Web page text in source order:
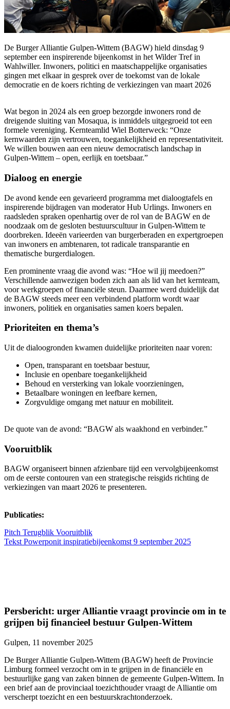
De Burger Alliantie Gulpen-Wittem (BAGW) hield dinsdag 9
september een inspirerende bijeenkomst in het Wilder Tref in
Wahlwiller. Inwoners, politici en maatschappelijke organisaties
gingen met elkaar in gesprek over de toekomst van de lokale
democratie en de koers richting de verkiezingen van maart 2026
Wat begon in 2024 als een groep bezorgde inwoners rond de
dreigende sluiting van Mosaqua, is inmiddels uitgegroeid tot een
formele vereniging. Kernteamlid Wiel Botterweck: “Onze
kernwaarden zijn vertrouwen, toegankelijkheid en representativiteit.
We willen bouwen aan een nieuw democratisch landschap in
Gulpen-Wittem – open, eerlijk en toetsbaar.”
Dialoog en energie
De avond kende een gevarieerd programma met dialoogtafels en
inspirerende bijdragen van moderator Hub Urlings. Inwoners en
raadsleden spraken openhartig over de rol van de BAGW en de
noodzaak om de gesloten bestuurscultuur in Gulpen-Wittem te
doorbreken. Ideeën varieerden van burgerberaden en expertgroepen
van inwoners en ambtenaren, tot radicale transparantie en
thematische burgerdialogen.
Een prominente vraag die avond was: “Hoe wil jij meedoen?”
Verschillende aanwezigen boden zich aan als lid van het kernteam,
voor werkgroepen of financiële steun. Daarmee werd duidelijk dat
de BAGW steeds meer een verbindend platform wordt waar
inwoners, politiek en organisaties samen koers bepalen.
Prioriteiten en thema’s
Uit de dialoogronden kwamen duidelijke prioriteiten naar voren:
Open, transparant en toetsbaar bestuur,
Inclusie en openbare toegankelijkheid
Behoud en versterking van lokale voorzieningen,
Betaalbare woningen en leefbare kernen,
Zorgvuldige omgang met natuur en mobiliteit.
De quote van de avond: “BAGW als waakhond en verbinder.”
Vooruitblik
BAGW organiseert binnen afzienbare tijd een vervolgbijeenkomst
om de eerste contouren van een strategische reisgids richting de
verkiezingen van maart 2026 te presenteren.
Publicaties:
Pitch Terugblik Vooruitblik
Tekst Powerponit inspiratiebijeenkomst 9 september 2025
Persbericht: urger Alliantie vraagt provincie om in te
grijpen bij financieel bestuur Gulpen-Wittem
Gulpen, 11 november 2025
De Burger Alliantie Gulpen-Wittem (BAGW) heeft de Provincie
Limburg formeel verzocht om in te grijpen in de financiële en
bestuurlijke gang van zaken binnen de gemeente Gulpen-Wittem. In
een brief aan de provinciaal toezichthouder vraagt de Alliantie om
verscherpt toezicht en een bestuurskrachtonderzoek.